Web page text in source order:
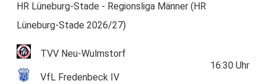
HR Lüneburg-Stade - Regionsliga Männer (HR
Lüneburg-Stade 2026/27)
TVV Neu-Wulmstorf
VfL Fredenbeck IV
16:30 Uhr